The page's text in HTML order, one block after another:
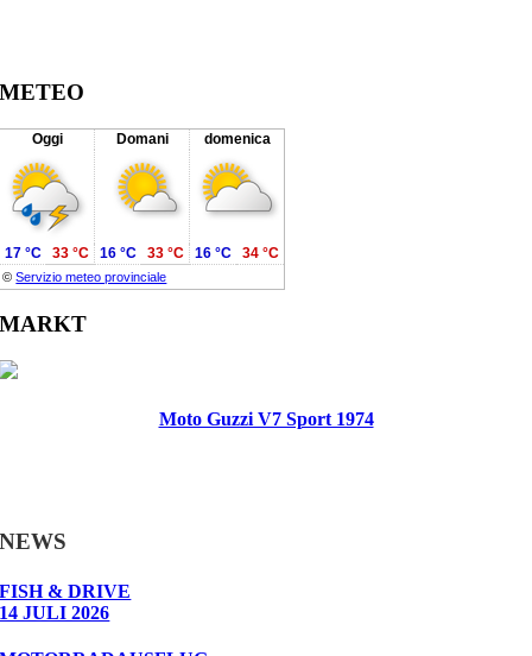
METEO
Oggi Domani domenica
©Servizio meteo provinciale
17 °C 33 °C 16 °C 33 °C 16 °C 34 °C
MARKT
Moto Guzzi V7 Sport 1974
NEWS
FISH & DRIVE
14 JULI 2026